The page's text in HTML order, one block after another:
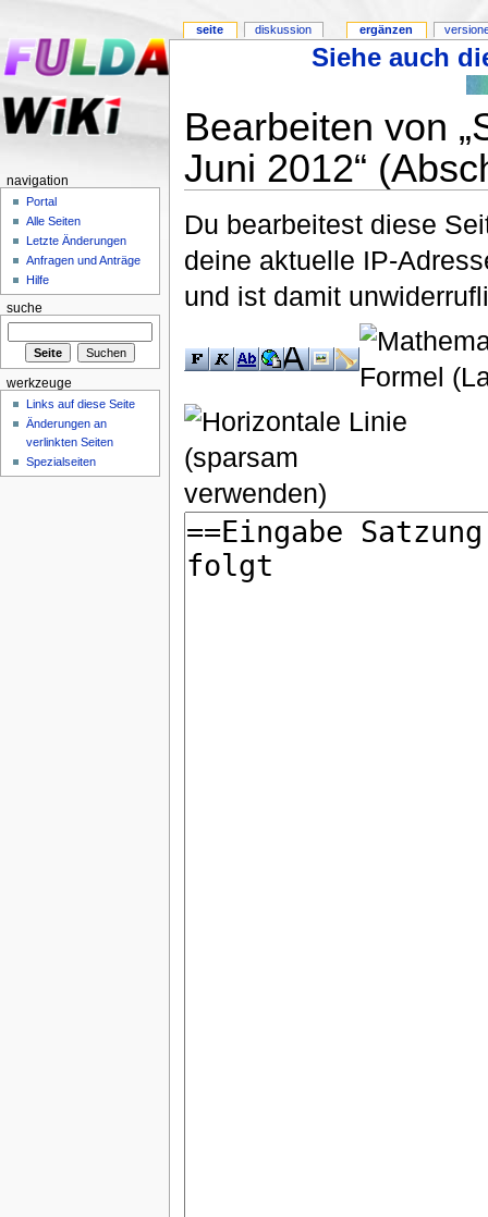
Siehe auch
Bearbeiten von
Juni 2012“
Du bearbeitest diese
deine aktuelle IP-
und ist damit
seite diskussion ergänzen
navigation
Portal
Alle Seiten
Letzte Änderungen
Anfragen und Anträge
Hilfe
suche
werkzeuge
Links auf diese Seite
Änderungen an
verlinkten Seiten
Spezialseiten